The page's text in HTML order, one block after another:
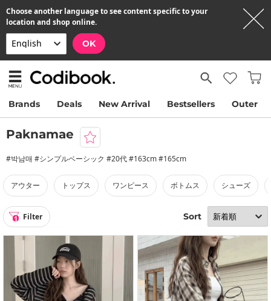
Choose another language to see content specific to your
location and shop online.
OK
Brands Deals New Arrival Bestsellers Outer
Paknamae
#박남매 #シンプルベーシック #20代 #163cm #165cm
アウター トップス ワンピース ボトムス シューズ
1 Filter Sort